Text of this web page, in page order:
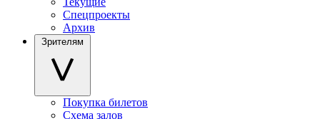
Спецпроекты
Архив
Зрителям
Покупка билетов
Схема залов